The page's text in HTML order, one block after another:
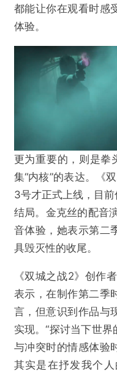
@游戏陀
9.6分神作！双城
不实信息
都能让你在观看时感
体验。
更为重要的，则是拳
集“内核”的表达。《
3号才正式上线，目
结局。金克丝的配音
音体验，她表示第二
具毁灭性的收尾。
《双城之战2》创作
表示，在制作第二季
言，但意识到作品与
实现。“探讨当下世
与冲突时的情感体验
其实是在抒发我个